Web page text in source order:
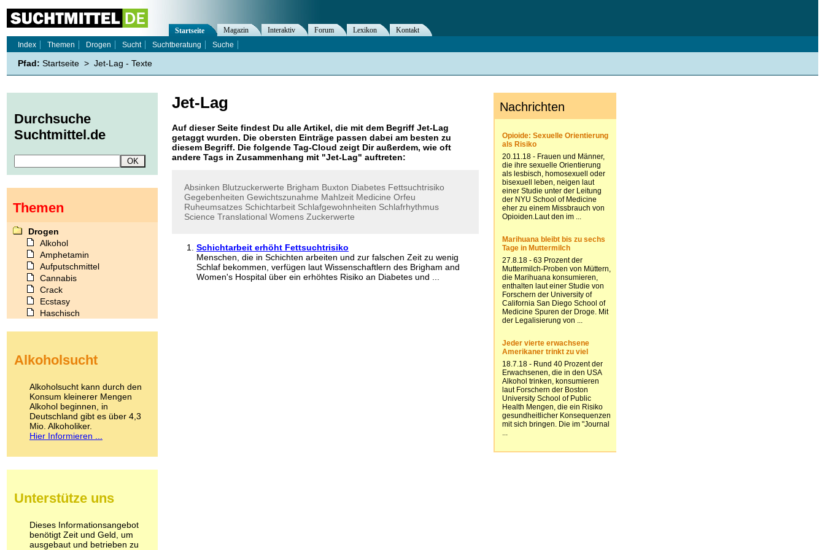
Jet-Lag
Auf dieser Seite findest Du alle Artikel, die mit dem Begriff Jet-Lag
getaggt wurden. Die obersten Einträge passen dabei am besten zu
diesem Begriff. Die folgende Tag-Cloud zeigt Dir außerdem, wie oft
andere Tags in Zusammenhang mit "Jet-Lag" auftreten:
Absinken Blutzuckerwerte Brigham Buxton Diabetes Fettsuchtrisiko
Gegebenheiten Gewichtszunahme Mahlzeit Medicine Orfeu
Ruheumsatzes Schichtarbeit Schlafgewohnheiten Schlafrhythmus
Science Translational Womens Zuckerwerte
Schichtarbeit erhöht Fettsuchtrisiko
Menschen, die in Schichten arbeiten und zur falschen Zeit zu wenig
Schlaf bekommen, verfügen laut Wissenschaftlern des Brigham and
Women's Hospital über ein erhöhtes Risiko an Diabetes und ...
Startseite Magazin Interaktiv Forum Lexikon
Kontakt
Index
Themen Drogen Sucht Suchtberatung Suche
Pfad: Startseite > Jet-Lag - Texte
Durchsuche
Suchtmittel.de
Themen
Drogen
Alkohol
Amphetamin
Aufputschmittel
Cannabis
Crack
Ecstasy
Haschisch
Kokain
LSD
Marihuana
Medikamente
Meskalin
Metamphetamin
Methadon
Pilze
Psychopharmaka
Schlafmittel
Schmerzmittel
Alkoholsucht
Alkoholsucht kann durch den
Konsum kleinerer Mengen
Alkohol beginnen, in
Deutschland gibt es über 4,3
Mio. Alkoholiker.
Hier Informieren ...
Unterstütze uns
Dieses Informationsangebot
benötigt Zeit und Geld, um
ausgebaut und betrieben zu